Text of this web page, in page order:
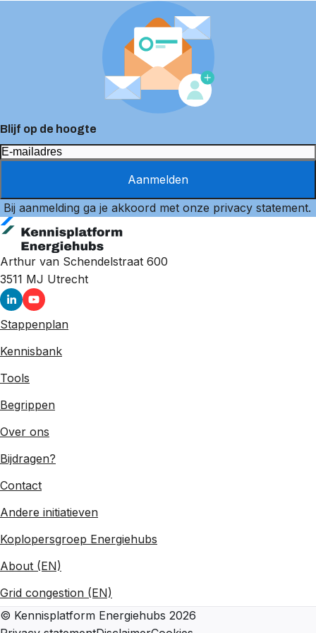
Blijf op de hoogte
Aanmelden
Bij aanmelding ga je akkoord met onze privacy statement.
Arthur van Schendelstraat 600
3511 MJ Utrecht
Stappenplan
Kennisbank
Tools
Begrippen
Over ons
Bijdragen?
Contact
Andere initiatieven
Koplopersgroep Energiehubs
About (EN)
Grid congestion (EN)
© Kennisplatform Energiehubs 2026